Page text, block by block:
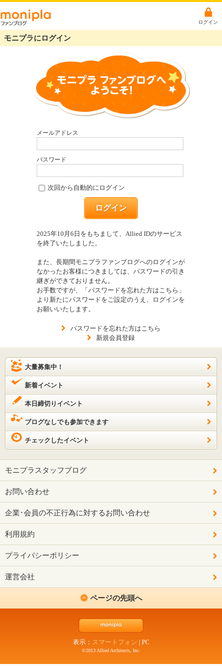
ログイン
モニプラにログイン
メールアドレス
パスワード
次回から自動的にログイン
ログイン
2025年10月6日をもちまして、Allied IDのサービス
を終了いたしました。
また、長期間モニプラファンブログへのログインが
なかったお客様につきましては、パスワードの引き
継ぎができておりません。
お手数ですが、「パスワードを忘れた方はこちら」
より新たにパスワードをご設定のうえ、ログインを
お願いいたします。
パスワードを忘れた方はこちら
新規会員登録
大量募集中！
新着イベント
本日締切りイベント
ブログなしでも参加できます
チェックしたイベント
モニプラスタッフブログ
お問い合わせ
企業･会員の不正行為に対するお問い合わせ
利用規約
プライバシーポリシー
運営会社
ページの先頭へ
表示： スマートフォン | PC
©2013 Allied Architects, Inc.